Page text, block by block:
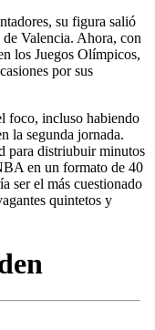
su figura salió
de Valencia. Ahora, con
los Juegos Olímpicos,
por sus
foco, incluso habiendo
la segunda jornada.
para distriubuir minutos
en un formato de 40
ser el más cuestionado
quintetos y